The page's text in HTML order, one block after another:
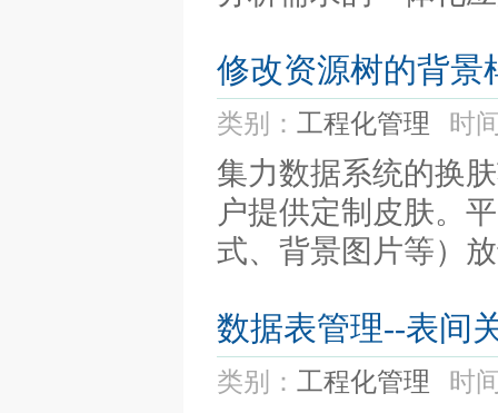
修改资源树的背景
类别： 工程化管理 时
集力数据系统的换
户提供定制皮肤。
式、背景图片等）
数据表管理--表间
类别： 工程化管理 时